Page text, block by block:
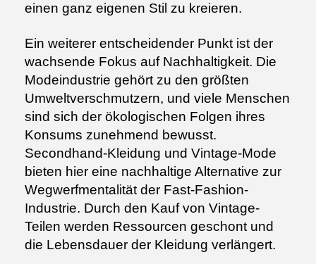
einen ganz eigenen Stil zu kreieren.
Ein weiterer entscheidender Punkt ist der
wachsende Fokus auf Nachhaltigkeit. Die
Modeindustrie gehört zu den größten
Umweltverschmutzern, und viele Menschen
sind sich der ökologischen Folgen ihres
Konsums zunehmend bewusst.
Secondhand-Kleidung und Vintage-Mode
bieten hier eine nachhaltige Alternative zur
Wegwerfmentalität der Fast-Fashion-
Industrie. Durch den Kauf von Vintage-
Teilen werden Ressourcen geschont und
die Lebensdauer der Kleidung verlängert.